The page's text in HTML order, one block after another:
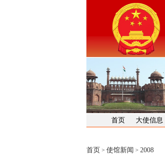
首页 大使信息
首页 > 使馆新闻 > 2008